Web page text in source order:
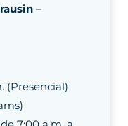
–
(Presencial)